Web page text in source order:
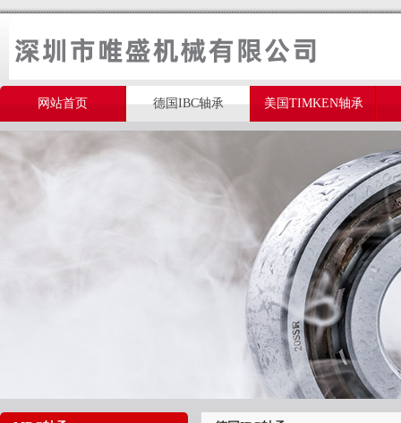
网站首页 德国IBC轴承 美国TIMKEN轴承
美国THOMSON轴承